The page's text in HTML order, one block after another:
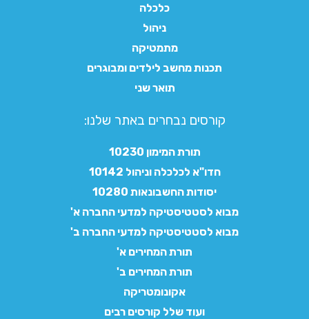
כלכלה
ניהול
מתמטיקה
תכנות מחשב לילדים ומבוגרים
תואר שני
קורסים נבחרים באתר שלנו:​
תורת המימון 10230
חדו"א לכלכלה וניהול 10142
יסודות החשבונאות 10280
מבוא לסטטיסטיקה למדעי החברה א'
מבוא לסטטיסטיקה למדעי החברה ב'
תורת המחירים א'
תורת המחירים ב'
אקונומטריקה
ועוד שלל קורסים רבים